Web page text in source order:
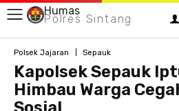
Humas
Polres Sintang
Polsek Jajaran Sepauk
Kapolsek Sepauk
Himbau Warga